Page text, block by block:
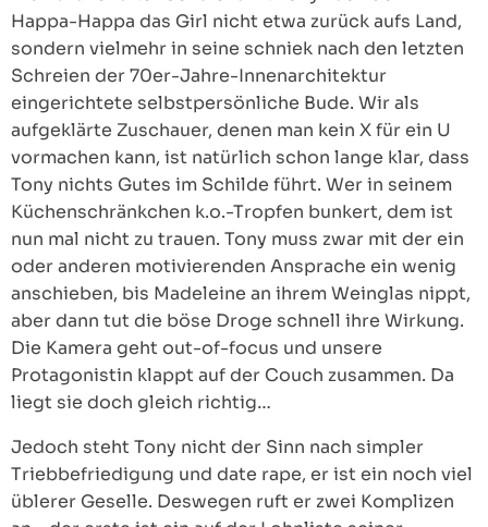
Happa-Happa das Girl nicht etwa zurück aufs Land,
sondern vielmehr in seine schniek nach den letzten
Schreien der 70er-Jahre-Innenarchitektur
eingerichtete selbstpersönliche Bude. Wir als
aufgeklärte Zuschauer, denen man kein X für ein U
vormachen kann, ist natürlich schon lange klar, dass
Tony nichts Gutes im Schilde führt. Wer in seinem
Küchenschränkchen k.o.-Tropfen bunkert, dem ist
nun mal nicht zu trauen. Tony muss zwar mit der ein
oder anderen motivierenden Ansprache ein wenig
anschieben, bis Madeleine an ihrem Weinglas nippt,
aber dann tut die böse Droge schnell ihre Wirkung.
Die Kamera geht out-of-focus und unsere
Protagonistin klappt auf der Couch zusammen. Da
liegt sie doch gleich richtig…
Jedoch steht Tony nicht der Sinn nach simpler
Triebbefriedigung und date rape, er ist ein noch viel
üblerer Geselle. Deswegen ruft er zwei Komplizen